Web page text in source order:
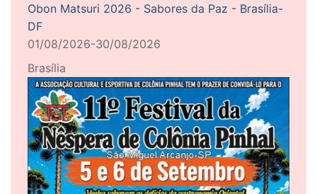
Obon Matsuri 2026 - Sabores da Paz - Brasília-
DF
01/08/2026-30/08/2026
Brasília